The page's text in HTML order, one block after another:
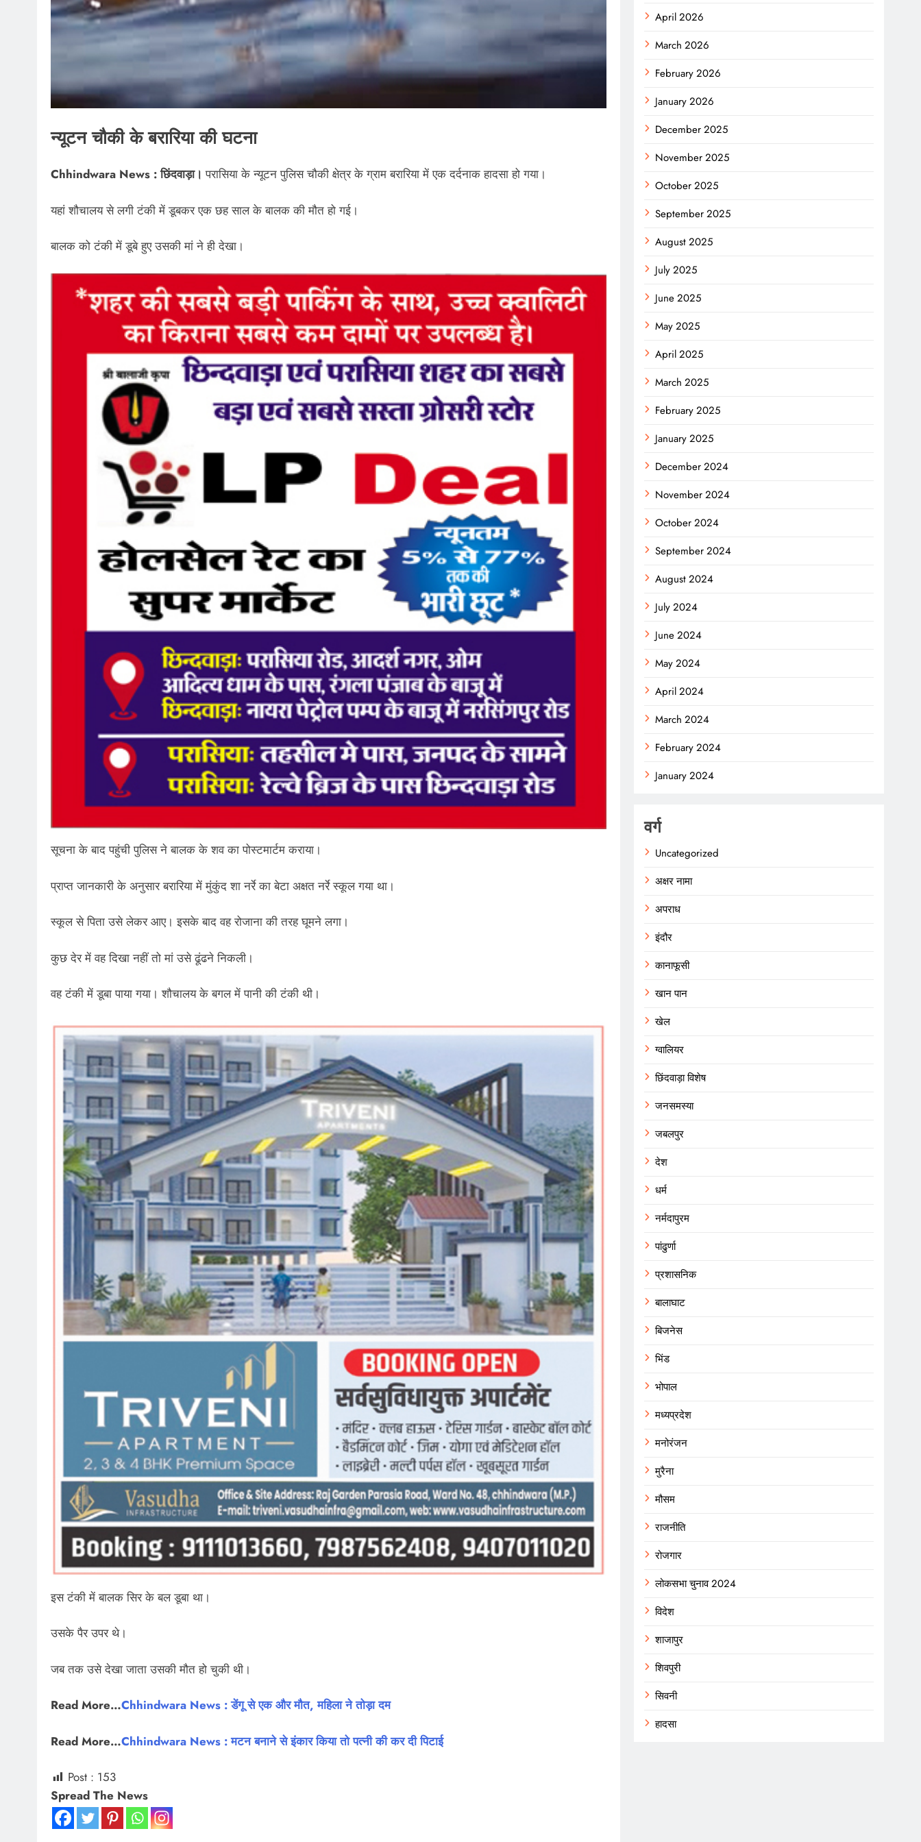
न्यूटन चौकी के बरारिया की घटना
Chhindwara News : छिंदवाड़ा। परासिया के न्यूटन पुलिस चौकी क्षेत्र के ग्राम बरारिया में एक दर्दनाक हादसा हो गया।
यहां शौचालय से लगी टंकी में डूबकर एक छह साल के बालक की मौत हो गई।
बालक को टंकी में डूबे हुए उसकी मां ने ही देखा।
सूचना के बाद पहुंची पुलिस ने बालक के शव का पोस्टमार्टम कराया।
प्राप्त जानकारी के अनुसार बरारिया में मुंकुंद शा नर्रे का बेटा अक्षत नर्रे स्कूल गया था।
स्कूल से पिता उसे लेकर आए। इसके बाद वह रोजाना की तरह घूमने लगा।
कुछ देर में वह दिखा नहीं तो मां उसे ढूंढने निकली।
वह टंकी में डूबा पाया गया। शौचालय के बगल में पानी की टंकी थी।
इस टंकी में बालक सिर के बल डूबा था।
उसके पैर उपर थे।
जब तक उसे देखा जाता उसकी मौत हो चुकी थी।
Read More…Chhindwara News : डेंगू से एक और मौत, महिला ने तोड़ा दम
Read More…Chhindwara News : मटन बनाने से इंकार किया तो पत्नी की कर दी पिटाई
Post : 153
Spread The News
April 2026
March 2026
February 2026
January 2026
December 2025
November 2025
October 2025
September 2025
August 2025
July 2025
June 2025
May 2025
April 2025
March 2025
February 2025
January 2025
December 2024
November 2024
October 2024
September 2024
August 2024
July 2024
June 2024
May 2024
April 2024
March 2024
February 2024
January 2024
वर्ग
Uncategorized
अक्षर नामा
अपराध
इंदौर
कानाफूसी
खान पान
खेल
ग्वालियर
छिंदवाड़ा विशेष
जनसमस्या
जबलपुर
देश
धर्म
नर्मदापुरम
पांढुर्णा
प्रशासनिक
बालाघाट
बिजनेस
भिंड
भोपाल
मध्यप्रदेश
मनोरंजन
मुरैना
मौसम
राजनीति
रोजगार
लोकसभा चुनाव 2024
विदेश
शाजापुर
शिवपुरी
सिवनी
हादसा